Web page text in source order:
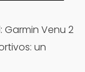
Garmin Venu 2
un